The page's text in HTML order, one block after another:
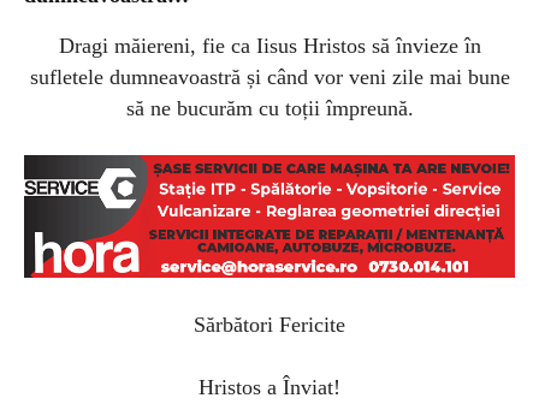
Dragi măiereni, fie ca Iisus Hristos să învieze în
sufletele dumneavoastră și când vor veni zile mai bune
să ne bucurăm cu toții împreună.
Sărbători Fericite
Hristos a Înviat!